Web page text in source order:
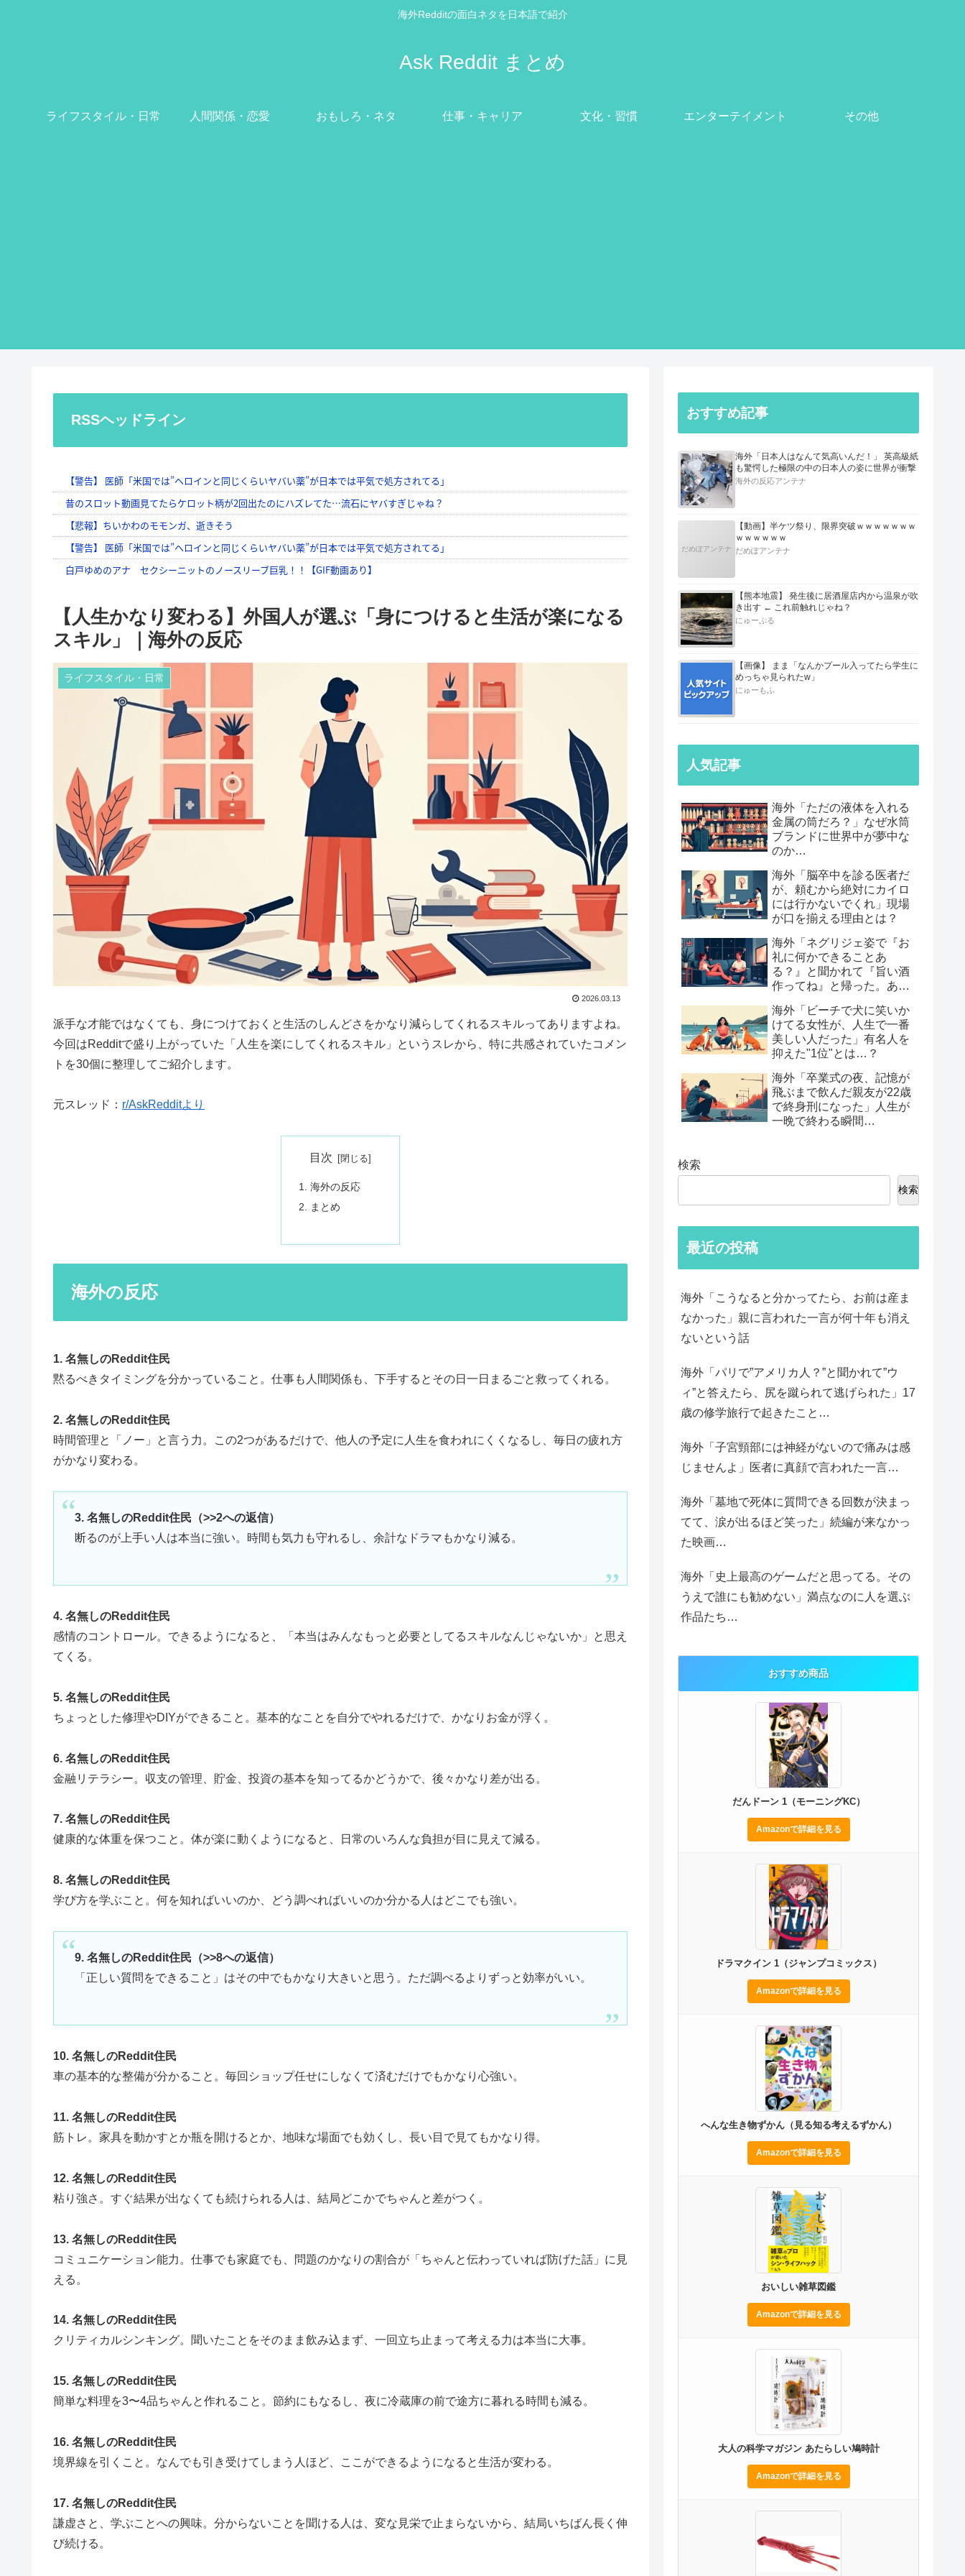
海外Redditの面白ネタを日本語で紹介
Ask Reddit まとめ
ライフスタイル・日常 人間関係・恋愛 おもしろ・ネタ 仕事・キャリア 文化・習慣 エンターテイメント その他
RSSヘッドライン
【人生かなり変わる】外国人が選ぶ「身につけると生活が楽になる
スキル」｜海外の反応
ライフスタイル・日常
2026.03.13
派手な才能ではなくても、身につけておくと生活のしんどさをかなり減らしてくれるスキルってありますよね。
今回はRedditで盛り上がっていた「人生を楽にしてくれるスキル」というスレから、特に共感されていたコメン
トを30個に整理してご紹介します。
元スレッド： r/AskRedditより
目次
海外の反応
まとめ
海外の反応
1. 名無しのReddit住民
黙るべきタイミングを分かっていること。仕事も人間関係も、下手するとその日一日まるごと救ってくれる。
2. 名無しのReddit住民
時間管理と「ノー」と言う力。この2つがあるだけで、他人の予定に人生を食われにくくなるし、毎日の疲れ方
がかなり変わる。
3. 名無しのReddit住民（>>2への返信）
断るのが上手い人は本当に強い。時間も気力も守れるし、余計なドラマもかなり減る。
4. 名無しのReddit住民
感情のコントロール。できるようになると、「本当はみんなもっと必要としてるスキルなんじゃないか」と思え
てくる。
5. 名無しのReddit住民
ちょっとした修理やDIYができること。基本的なことを自分でやれるだけで、かなりお金が浮く。
6. 名無しのReddit住民
金融リテラシー。収支の管理、貯金、投資の基本を知ってるかどうかで、後々かなり差が出る。
7. 名無しのReddit住民
健康的な体重を保つこと。体が楽に動くようになると、日常のいろんな負担が目に見えて減る。
8. 名無しのReddit住民
学び方を学ぶこと。何を知ればいいのか、どう調べればいいのか分かる人はどこでも強い。
9. 名無しのReddit住民（>>8への返信）
「正しい質問をできること」はその中でもかなり大きいと思う。ただ調べるよりずっと効率がいい。
10. 名無しのReddit住民
車の基本的な整備が分かること。毎回ショップ任せにしなくて済むだけでもかなり心強い。
11. 名無しのReddit住民
筋トレ。家具を動かすとか瓶を開けるとか、地味な場面でも効くし、長い目で見てもかなり得。
12. 名無しのReddit住民
粘り強さ。すぐ結果が出なくても続けられる人は、結局どこかでちゃんと差がつく。
13. 名無しのReddit住民
コミュニケーション能力。仕事でも家庭でも、問題のかなりの割合が「ちゃんと伝わっていれば防げた話」に見
える。
14. 名無しのReddit住民
クリティカルシンキング。聞いたことをそのまま飲み込まず、一回立ち止まって考える力は本当に大事。
15. 名無しのReddit住民
簡単な料理を3〜4品ちゃんと作れること。節約にもなるし、夜に冷蔵庫の前で途方に暮れる時間も減る。
16. 名無しのReddit住民
境界線を引くこと。なんでも引き受けてしまう人ほど、ここができるようになると生活が変わる。
17. 名無しのReddit住民
謙虚さと、学ぶことへの興味。分からないことを聞ける人は、変な見栄で止まらないから、結局いちばん長く伸
び続ける。
おすすめ記事
海外「日本人はなんて気高いんだ！」 英高級紙
も驚愕した極限の中の日本人の姿に世界が衝撃
海外の反応アンテナ
だめぽアンテナ
【動画】半ケツ祭り、限界突破ｗｗｗｗｗｗｗ
ｗｗｗｗｗｗ
だめぽアンテナ
【熊本地震】 発生後に居酒屋店内から温泉が吹
き出す ← これ前触れじゃね？
にゅーぷる
【画像】 まま「なんかプール入ってたら学生に
めっちゃ見られたw」
にゅーもふ
人気記事
海外「ただの液体を入れる
金属の筒だろ？」なぜ水筒
ブランドに世界中が夢中な
のか…
海外「脳卒中を診る医者だ
が、頼むから絶対にカイロ
には行かないでくれ」現場
が口を揃える理由とは？
海外「ネグリジェ姿で『お
礼に何かできることあ
る？』と聞かれて『旨い酒
作ってね』と帰った。あれ
る男たちの後悔談…
海外「ビーチで犬に笑いか
けてる女性が、人生で一番
美しい人だった」有名人を
抑えた"1位"とは…？
海外「卒業式の夜、記憶が
飛ぶまで飲んだ親友が22歳
で終身刑になった」人生が
一晩で終わる瞬間…
検索
検索
最近の投稿
海外「こうなると分かってたら、お前は産ま
なかった」親に言われた一言が何十年も消え
ないという話
海外「パリで”アメリカ人？”と聞かれて”ウ
ィ”と答えたら、尻を蹴られて逃げられた」17
歳の修学旅行で起きたこと…
海外「子宮頸部には神経がないので痛みは感
じませんよ」医者に真顔で言われた一言…
海外「墓地で死体に質問できる回数が決まっ
てて、涙が出るほど笑った」続編が来なかっ
た映画…
海外「史上最高のゲームだと思ってる。その
うえで誰にも勧めない」満点なのに人を選ぶ
作品たち…
おすすめ商品
だんドーン 1（モーニングKC）
Amazonで詳細を見る
ドラマクイン 1（ジャンプコミックス）
Amazonで詳細を見る
へんな生き物ずかん（見る知る考えるずかん）
Amazonで詳細を見る
おいしい雑草図鑑
Amazonで詳細を見る
大人の科学マガジン あたらしい鳩時計
Amazonで詳細を見る